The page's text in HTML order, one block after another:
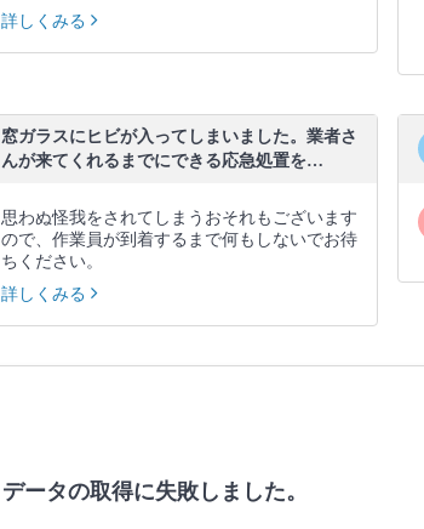
詳しくみる
窓ガラスにヒビが入ってしまいました。業者さ
んが来てくれるまでにできる応急処置を…
思わぬ怪我をされてしまうおそれもございます
ので、作業員が到着するまで何もしないでお待
ちください。
詳しくみる
データの取得に失敗しました。